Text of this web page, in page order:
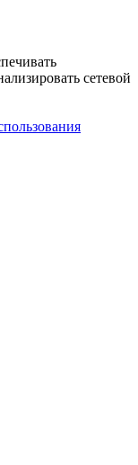
сетевой